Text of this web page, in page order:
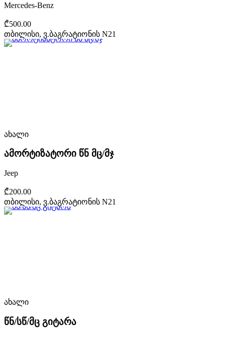
Mercedes-Benz
₾500.00
თბილისი, ვ.ბაგრატიონის N21
ახალი
ამორტიზატორი წნ მც/მჯ
Jeep
₾200.00
თბილისი, ვ.ბაგრატიონის N21
ახალი
წნ/სწ/მც გიტარა